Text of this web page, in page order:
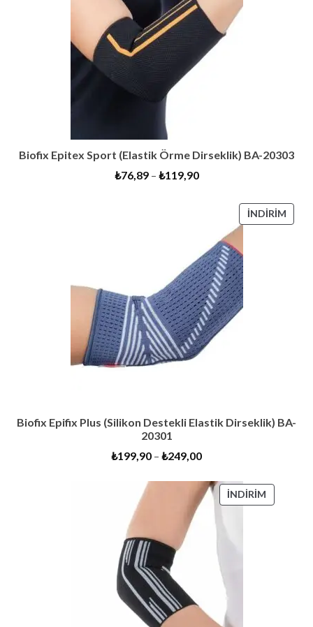
Biofix Epitex Sport (Elastik Örme Dirseklik) BA-20303
₺76,89– ₺119,90
İNDIRIM
ÜRÜN
Biofix Epifix Plus (Silikon Destekli Elastik Dirseklik) BA-
20301
₺199,90 – ₺249,00
İNDIRIM
ÜRÜN